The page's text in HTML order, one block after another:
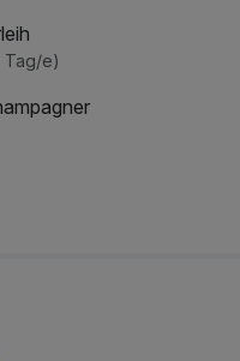
pro Stück (1 Tag/e)